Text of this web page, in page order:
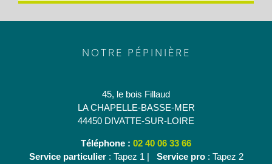
NOTRE PÉPINIÈRE
45, le bois Fillaud
LA CHAPELLE-BASSE-MER
44450 DIVATTE-SUR-LOIRE
Téléphone : 02 40 06 33 66
Service particulier: Tapez 1 | Service pro: Tapez 2